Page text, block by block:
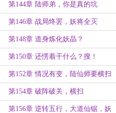
第144章 陆师弟，你是真的坑
第146章 战局终罢，妖将全灭
第148章 道身炼化妖晶？
第150章 还愣着干什么？搜！
第152章 情况有变，陆仙师要横扫
妖城
第154章 破阵破关，横扫
第156章 逆转五行，大道仙锯，妖